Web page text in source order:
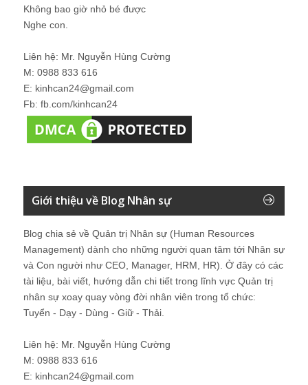
Không bao giờ nhỏ bé được
Nghe con.
Liên hệ: Mr. Nguyễn Hùng Cường
M: 0988 833 616
E: kinhcan24@gmail.com
Fb: fb.com/kinhcan24
Giới thiệu về Blog Nhân sự
Blog chia sẻ về Quản trị Nhân sự (Human Resources
Management) dành cho những người quan tâm tới Nhân sự
và Con người như CEO, Manager, HRM, HR). Ở đây có các
tài liệu, bài viết, hướng dẫn chi tiết trong lĩnh vực Quản trị
nhân sự xoay quay vòng đời nhân viên trong tổ chức:
Tuyển - Dạy - Dùng - Giữ - Thải.
Liên hệ: Mr. Nguyễn Hùng Cường
M: 0988 833 616
E: kinhcan24@gmail.com